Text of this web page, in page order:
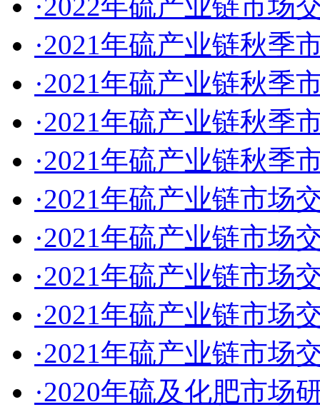
·2021年硫产业链秋季
·2021年硫产业链秋季
·2021年硫产业链秋季
·2021年硫产业链秋季
·2021年硫产业链市场
·2021年硫产业链市场
·2021年硫产业链市场
·2021年硫产业链市场
·2021年硫产业链市场
·2020年硫及化肥市场